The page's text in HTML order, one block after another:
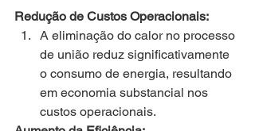
Redução de Custos Operacionais:
A eliminação do calor no processo
de união reduz significativamente
o consumo de energia, resultando
em economia substancial nos
custos operacionais.